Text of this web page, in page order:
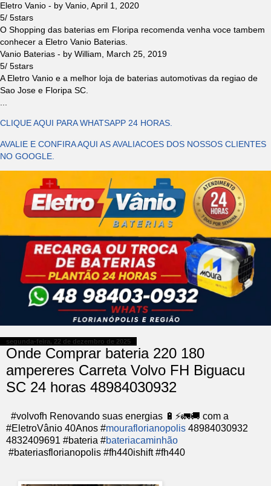
Eletro Vanio - by Vanio April 1, 2020
5/ 5stars
O Shopping das baterias em Floripa recomenda venha voce tambem
conhecer a Eletro Vanio Baterias.
Vanio Baterias - by William
March 25, 2019
5/ 5stars
A Eletro Vanio e a melhor loja de baterias automotivas da regiao de
Sao Jose e Floripa SC.
CLIQUE AQUI PARA WHATSAPP 24 HORAS.
AVALIE E CONFIRA AQUI AS AVALIACOES DOS NOSSOS CLIENTES
NO GOOGLE.
segunda-feira, 22 de dezembro de 2025
Onde Comprar bateria 220 180
ampereres Carreta Volvo FH Biguacu
SC 24 horas 48984030932
#volvofh Renovando suas energias 🔋⚡️🚛🚚 com a
#EletroVânio 40Anos #mouraflorianopolis 48984030932
4832409691 #bateria #bateriacaminhão
#bateriasflorianopolis #fh440ishift #fh440